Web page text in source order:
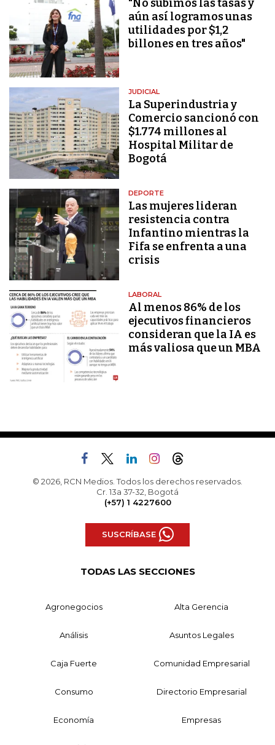
"No subimos las tasas y
aún así logramos unas
utilidades por $1,2
billones en tres años"
JUDICIAL
La Superindustria y
Comercio sancionó con
$1.774 millones al
Hospital Militar de
Bogotá
DEPORTE
Las mujeres lideran
resistencia contra
Infantino mientras la
Fifa se enfrenta a una
crisis
LABORAL
Al menos 86% de los
ejecutivos financieros
consideran que la IA es
más valiosa que un MBA
© 2026, RCN Medios. Todos los derechos reservados.
Cr. 13a 37-32, Bogotá
(+57) 1 4227600
SUSCRÍBASE
TODAS LAS SECCIONES
Agronegocios Alta Gerencia
Análisis Asuntos Legales
Caja Fuerte Comunidad Empresarial
Consumo Directorio Empresarial
Economía Empresas